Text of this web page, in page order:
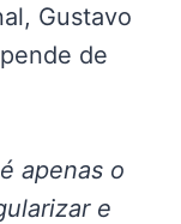
Gustavo
de
apenas o
e